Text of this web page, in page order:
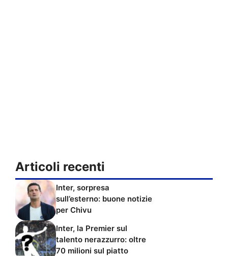
Articoli recenti
Inter, sorpresa
sull’esterno: buone notizie
per Chivu
Inter, la Premier sul
talento nerazzurro: oltre
70 milioni sul piatto